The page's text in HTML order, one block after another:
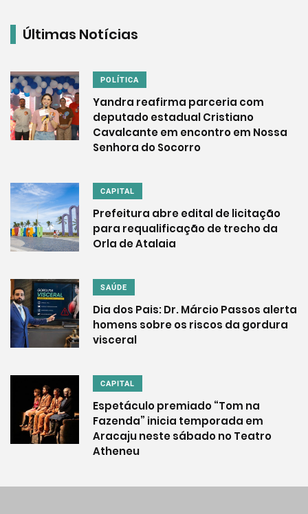
Últimas Notícias
POLÍTICA
Yandra reafirma parceria com
deputado estadual Cristiano
Cavalcante em encontro em Nossa
Senhora do Socorro
CAPITAL
Prefeitura abre edital de licitação
para requalificação de trecho da
Orla de Atalaia
SAÚDE
Dia dos Pais: Dr. Márcio Passos alerta
homens sobre os riscos da gordura
visceral
CAPITAL
Espetáculo premiado “Tom na
Fazenda” inicia temporada em
Aracaju neste sábado no Teatro
Atheneu